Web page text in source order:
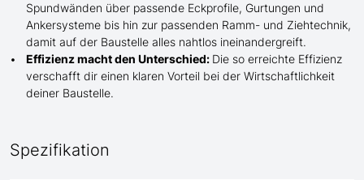
Spundwänden über passende Eckprofile, Gurtungen und
Ankersysteme bis hin zur passenden Ramm- und Ziehtechnik,
damit auf der Baustelle alles nahtlos ineinandergreift.
Effizienz macht den Unterschied: Die so erreichte Effizienz
verschafft dir einen klaren Vorteil bei der Wirtschaftlichkeit
deiner Baustelle.
Spezifikation